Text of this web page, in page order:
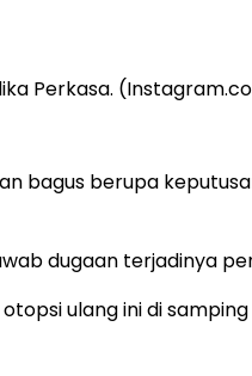
Perkasa.
bagus berupa
dugaan terjadinya
ulang ini di